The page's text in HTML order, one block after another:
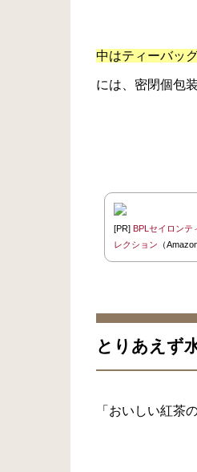
中はティーバッ
には、密閉個包
[PR] BPLセイロンテ
レクション （Amazon
とりあえず
「おいしい紅茶